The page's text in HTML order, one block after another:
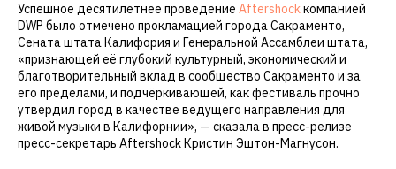
Успешное десятилетнее проведение Aftershockкомпанией
DWP было отмечено прокламацией города Сакраменто,
Сената штата Калифория и Генеральной Ассамблеи штата,
«признающей её глубокий культурный, экономический и
благотворительный вклад в сообщество Сакраменто и за
его пределами, и подчёркивающей, как фестиваль прочно
утвердил город в качестве ведущего направления для
живой музыки в Калифорнии», — сказала в пресс-релизе
пресс-секретарь Aftershock Кристин Эштон-Магнусон.